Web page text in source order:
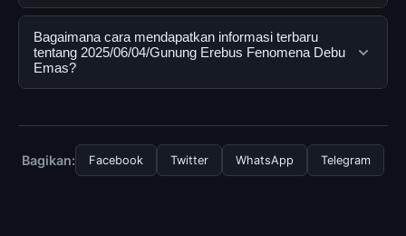
pengguna mendapatkan informasi lengkap dan
terpercaya. Anda dapat menggunakannya dengan
mengunjungi situs resmi dan mengikuti panduan yang
tersedia.
Ya, 2025/06/04/Gunung Erebus Fenomena Debu Emas
dapat diakses secara gratis oleh semua pengguna.
Tidak ada biaya tersembunyi atau langganan yang
Bagaimana cara mendapatkan informasi terbaru
tentang 2025/06/04/Gunung Erebus Fenomena Debu
Emas?
Anda bisa mengunjungi halaman resmi kami secara
berkala. Kami selalu memperbarui konten dengan
Bagikan: Facebook Twitter WhatsApp Telegram